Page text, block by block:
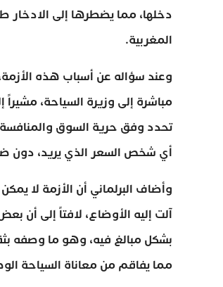
دخلها، مما يضطرها إلى
المغربية.
وعند سؤاله عن أسباب هذه
مباشرة إلى وزيرة السياحة،
تحدد وفق حرية السوق
أي شخص السعر الذي يريد، دون
وأضاف البرلماني أن الأزمة لا
آلت إليه الأوضاع، لافتاً إلى أن
بشكل مبالغ فيه، وهو ما وصفه
مما يفاقم من معاناة السياحة